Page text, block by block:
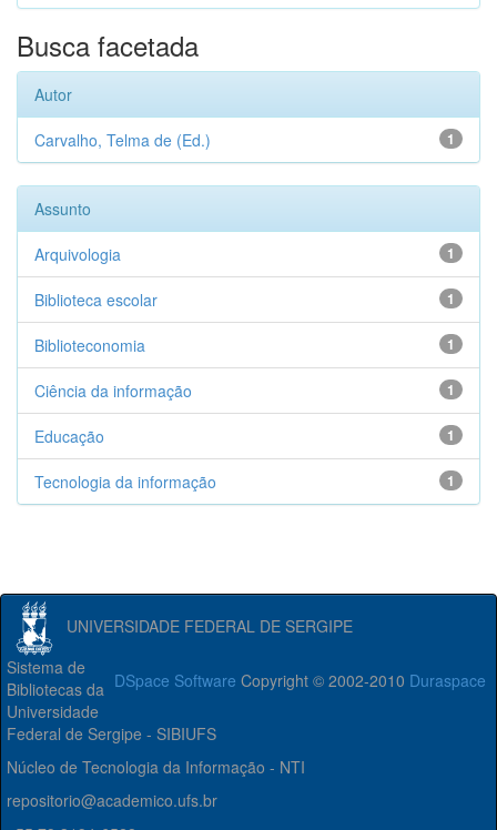
Busca facetada
Autor
1
Carvalho, Telma de (Ed.)
Assunto
1
Arquivologia
1
Biblioteca escolar
1
Biblioteconomia
1
Ciência da informação
1
Educação
1
Tecnologia da informação
UNIVERSIDADE FEDERAL DE SERGIPE
DSpace Software Copyright © 2002-2010 Duraspace
Sistema de
Bibliotecas da
Universidade
Federal de Sergipe - SIBIUFS
Núcleo de Tecnologia da Informação - NTI
repositorio@academico.ufs.br